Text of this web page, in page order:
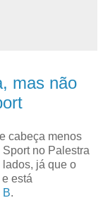
mas não
cabeça menos
no Palestra
lados, já que o
está
B.